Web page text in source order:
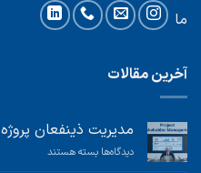
ما
آخرین مقالات
مدیریت ذینفعان پروژه
دیدگاه‌ها برای
بسته هستند